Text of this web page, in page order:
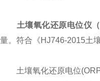
土壤氧化还原电位仪（
量。符合《HJ746-2015土
土壤氧化还原电位(ORP/